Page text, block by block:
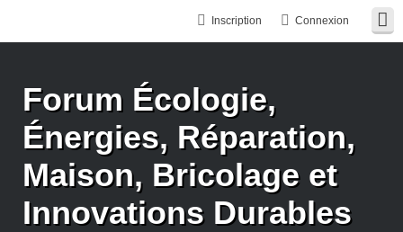
Connexion
Inscription
Forum Écologie,
Énergies, Réparation,
Maison, Bricolage et
Innovations Durables